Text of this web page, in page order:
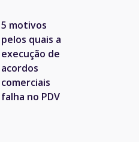
5 motivos
pelos quais a
execução de
acordos
comerciais
falha no PDV